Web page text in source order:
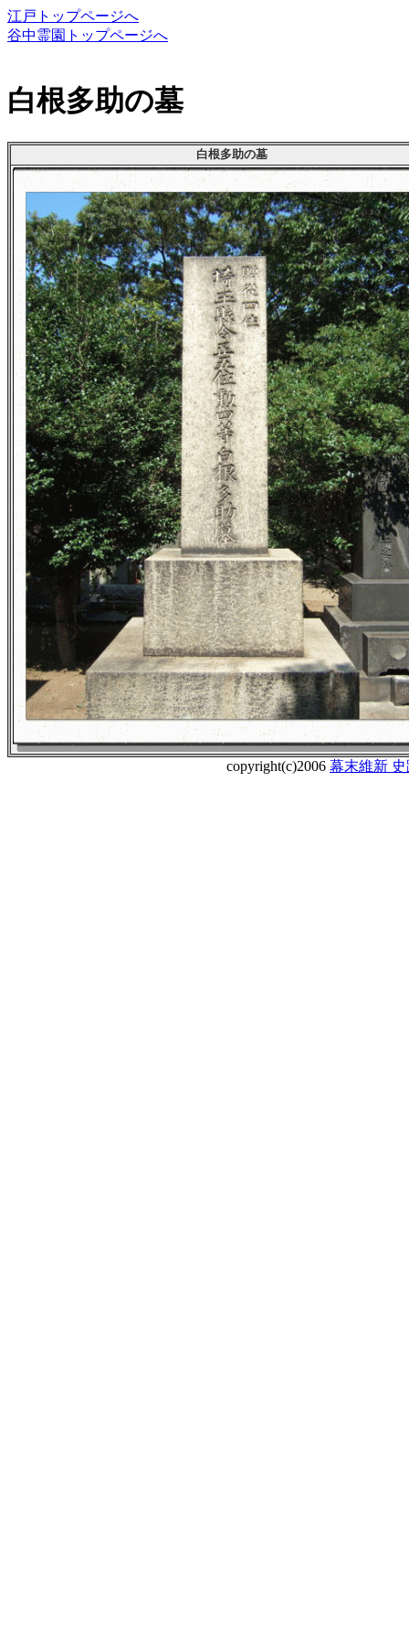
江戸トップページへ
谷中霊園トップページへ
白根多助の墓
白根多助の墓
copyright(c)2006 幕末維新